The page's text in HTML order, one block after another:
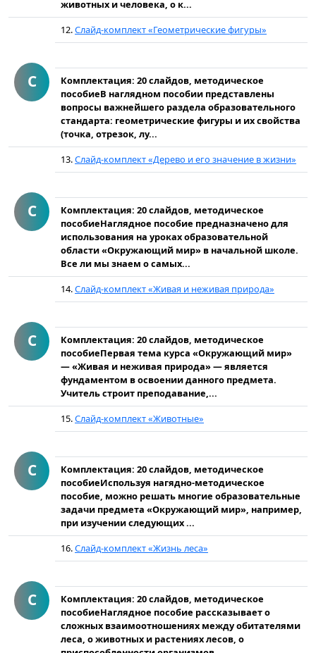
животных и человека, о к...
С
12.Слайд-комплект «Геометрические фигуры»
Комплектация: 20 слайдов, методическое
пособиеВ наглядном пособии представлены
вопросы важнейшего раздела образовательного
стандарта: геометрические фигуры и их свойства
(точка, отрезок, лу...
С
13.Слайд-комплект «Дерево и его значение в жизни»
Комплектация: 20 слайдов, методическое
пособиеНаглядное пособие предназначено для
использования на уроках образовательной
области «Окружающий мир» в начальной школе.
Все ли мы знаем о самых...
С
14.Слайд-комплект «Живая и неживая природа»
Комплектация: 20 слайдов, методическое
пособиеПервая тема курса «Окружающий мир»
— «Живая и неживая природа» — является
фундаментом в освоении данного предмета.
Учитель строит преподавание,...
С
15.Слайд-комплект «Животные»
Комплектация: 20 слайдов, методическое
пособиеИспользуя нагядно-методическое
пособие, можно решать многие образовательные
задачи предмета «Окружающий мир», например,
при изучении следующих ...
С
16.Слайд-комплект «Жизнь леса»
Комплектация: 20 слайдов, методическое
пособиеНаглядное пособие рассказывает о
сложных взаимоотношениях между обитателями
леса, о животных и растениях лесов, о